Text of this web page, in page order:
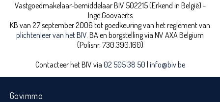
Vastgoedmakelaar-bemiddelaar BIV 502215 (Erkend in België) -
Inge Goovaerts
KB van 27 september 2006 tot goedkeuring van het reglement van
plichtenleer van het BIV. BA en borgstelling via NV AXA Belgium
(Polisnr. 730.390.160)
Contacteer het BIV via 02 505 38 50 | info@biv.be
Govimmo